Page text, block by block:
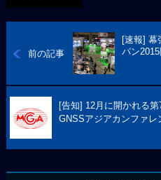
前の記事
[速報] 幕
パン
[告知] 12月に開かれる第
GNSSアジアカンファレ